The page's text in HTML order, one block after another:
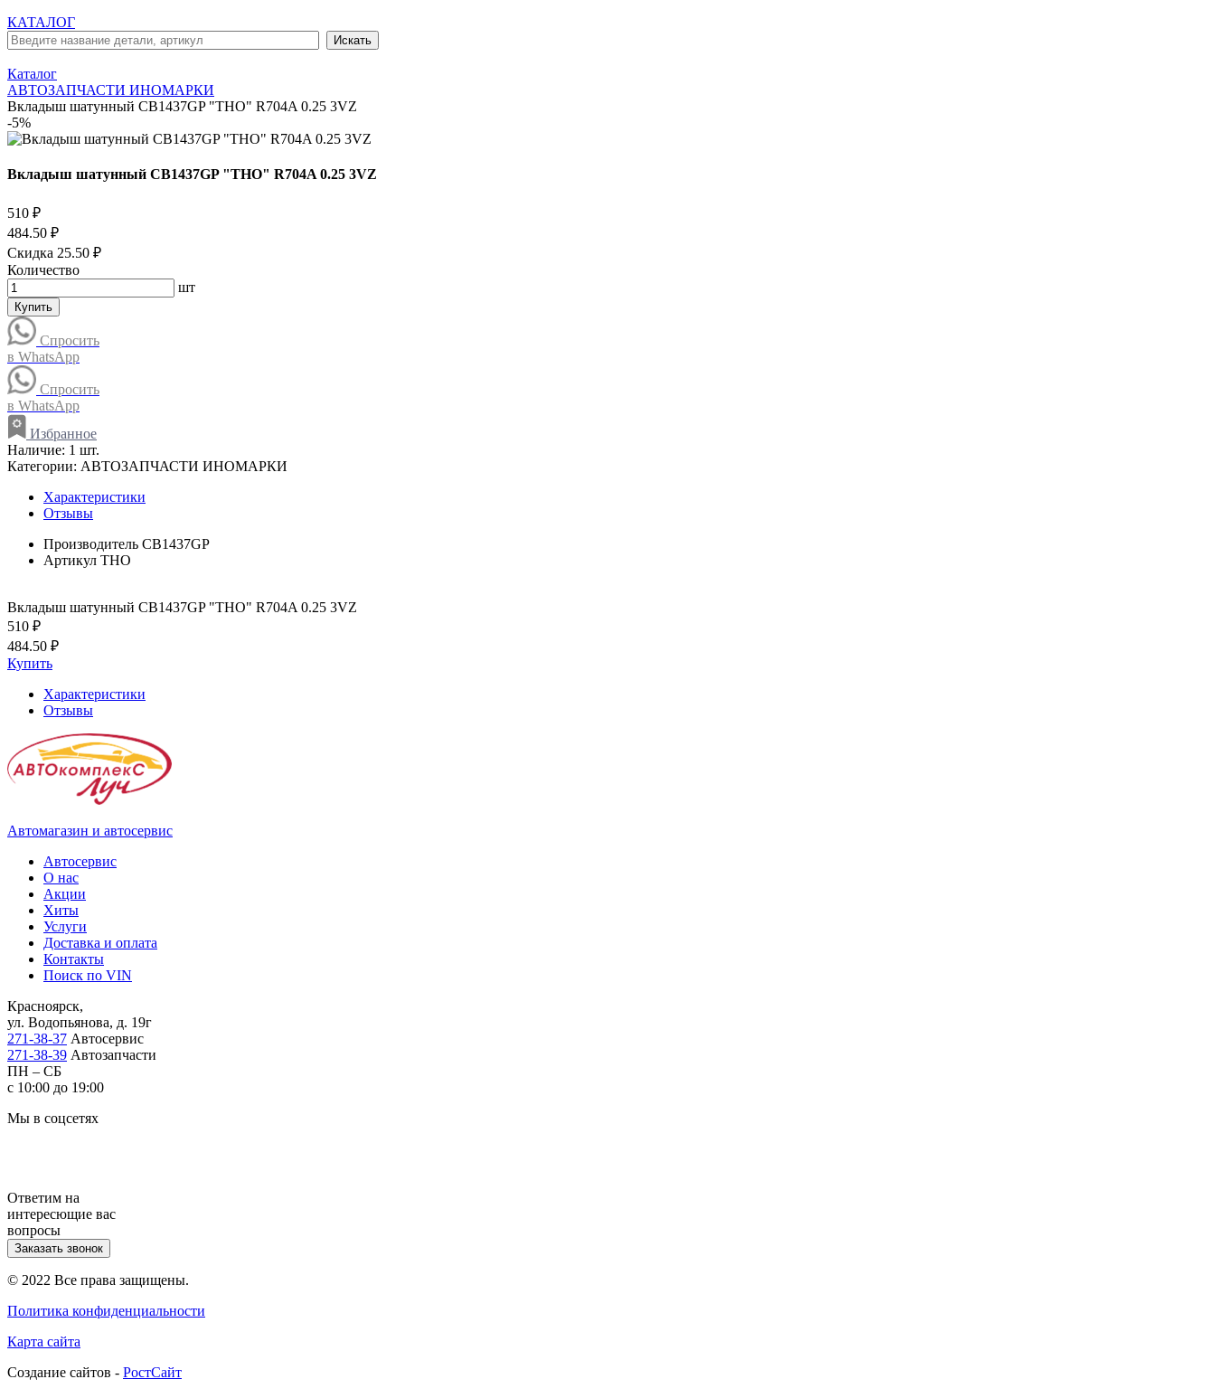
КАТАЛОГ
Каталог
АВТОЗАПЧАСТИ ИНОМАРКИ
Вкладыш шатунный CB1437GP "THO" R704A 0.25 3VZ
-5%
Вкладыш шатунный CB1437GP "THO" R704A 0.25 3VZ
510 ₽
484.50 ₽
Скидка 25.50 ₽
Количество
шт
Купить
Спросить
в WhatsApp
Спросить
в WhatsApp
Избранное
Наличие: 1 шт.
Категории: АВТОЗАПЧАСТИ ИНОМАРКИ
Характеристики
Отзывы
Производитель CB1437GP
Артикул THO
Вкладыш шатунный CB1437GP "THO" R704A 0.25 3VZ
510 ₽
484.50 ₽
Купить
Характеристики
Отзывы
Автомагазин и автосервис
Автосервис
О нас
Акции
Хиты
Услуги
Доставка и оплата
Контакты
Поиск по VIN
Красноярск,
ул. Водопьянова, д. 19г
271-38-37 Автосервис
271-38-39 Автозапчасти
ПН – СБ
с 10:00 до 19:00
Мы в соцсетях
Ответим на
интересющие вас
вопросы
Заказать звонок
© 2022 Все права защищены.
Политика конфиденциальности
Карта сайта
Cоздание сайтов - РостСайт